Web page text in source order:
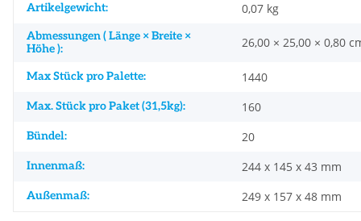
Artikelgewicht: 0,07 kg
Abmessungen ( Länge × Breite ×
Höhe ):
26,00 × 25,00 × 0,80
Max Stück pro Palette: 1440
Max. Stück pro Paket (31,5kg): 160
Bündel: 20
Innenmaß: 244 x 145 x 43 mm
Außenmaß: 249 x 157 x 48 mm